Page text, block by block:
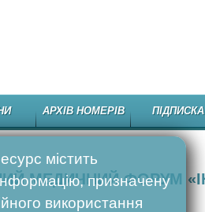
АРХІВ НОМЕРІВ ПІДПИСКА
МЕДИЧНИЙ ФОРУМ
містить
призначену
використання